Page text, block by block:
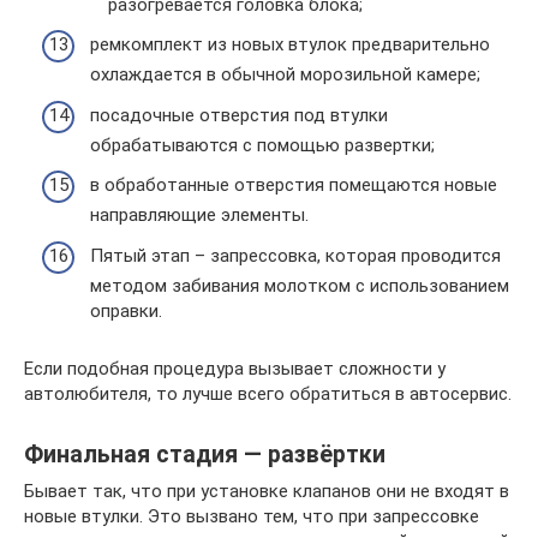
ремкомплект из новых втулок предварительно
охлаждается в обычной морозильной камере;
посадочные отверстия под втулки
обрабатываются с помощью развертки;
в обработанные отверстия помещаются новые
направляющие элементы.
Пятый этап – запрессовка, которая проводится
методом забивания молотком с использованием
оправки.
Если подобная процедура вызывает сложности у
автолюбителя, то лучше всего обратиться в автосервис.
Финальная стадия — развёртки
Бывает так, что при установке клапанов они не входят в
новые втулки. Это вызвано тем, что при запрессовке